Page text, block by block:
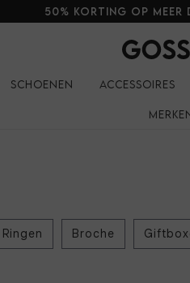
50% korting op meer
Schoenen Accessoires
Ringen Broche